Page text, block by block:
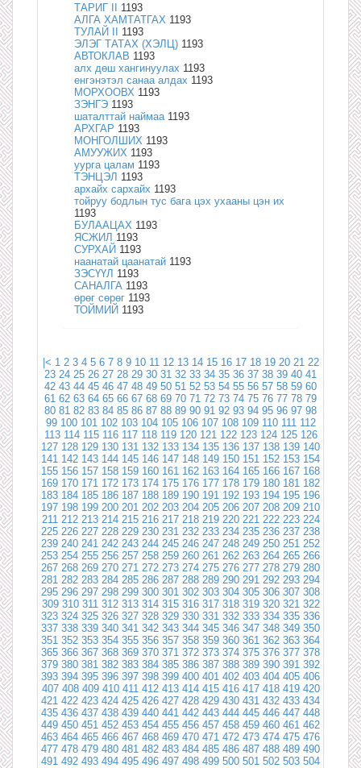
ТАРИГ II 1193
АЛГА ХАМТАТГАХ 1193
ТУЛАЙ II 1193
ЭЛЭГ ТАТАХ (ХЭЛЦ) 1193
АВТОКЛАВ 1193
алх дөш хангинуулах 1193
енгэнэтэл санаа алдах 1193
МОРХООВХ 1193
ЗЭНГЭ 1193
шаталттай наймаа 1193
АРХГАР 1193
МОНГОЛШИХ 1193
АМУУЖИХ 1193
уурга цалам 1193
ТЭНЦЭЛ 1193
архайх сархайх 1193
тойруу бодлын тус бага цэх ухааны цэн их
1193
БУЛААЦАХ 1193
ЯСЖИЛ 1193
СУРХАЙ 1193
наанатай цаанатай 1193
ЗЭСҮҮЛ 1193
САНАЛГА 1193
өрөг сөрөг 1193
ТОЙМИЙ 1193
|< 1 2 3 4 5 6 7 8 9 10 11 12 13 14 15 16 17 18 19 20 21 22
23 24 25 26 27 28 29 30 31 32 33 34 35 36 37 38 39 40 41
42 43 44 45 46 47 48 49 50 51 52 53 54 55 56 57 58 59 60
61 62 63 64 65 66 67 68 69 70 71 72 73 74 75 76 77 78 79
80 81 82 83 84 85 86 87 88 89 90 91 92 93 94 95 96 97 98
99 100 101 102 103 104 105 106 107 108 109 110 111 112
113 114 115 116 117 118 119 120 121 122 123 124 125 126
127 128 129 130 131 132 133 134 135 136 137 138 139 140
141 142 143 144 145 146 147 148 149 150 151 152 153 154
155 156 157 158 159 160 161 162 163 164 165 166 167 168
169 170 171 172 173 174 175 176 177 178 179 180 181 182
183 184 185 186 187 188 189 190 191 192 193 194 195 196
197 198 199 200 201 202 203 204 205 206 207 208 209 210
211 212 213 214 215 216 217 218 219 220 221 222 223 224
225 226 227 228 229 230 231 232 233 234 235 236 237 238
239 240 241 242 243 244 245 246 247 248 249 250 251 252
253 254 255 256 257 258 259 260 261 262 263 264 265 266
267 268 269 270 271 272 273 274 275 276 277 278 279 280
281 282 283 284 285 286 287 288 289 290 291 292 293 294
295 296 297 298 299 300 301 302 303 304 305 306 307 308
309 310 311 312 313 314 315 316 317 318 319 320 321 322
323 324 325 326 327 328 329 330 331 332 333 334 335 336
337 338 339 340 341 342 343 344 345 346 347 348 349 350
351 352 353 354 355 356 357 358 359 360 361 362 363 364
365 366 367 368 369 370 371 372 373 374 375 376 377 378
379 380 381 382 383 384 385 386 387 388 389 390 391 392
393 394 395 396 397 398 399 400 401 402 403 404 405 406
407 408 409 410 411 412 413 414 415 416 417 418 419 420
421 422 423 424 425 426 427 428 429 430 431 432 433 434
435 436 437 438 439 440 441 442 443 444 445 446 447 448
449 450 451 452 453 454 455 456 457 458 459 460 461 462
463 464 465 466 467 468 469 470 471 472 473 474 475 476
477 478 479 480 481 482 483 484 485 486 487 488 489 490
491 492 493 494 495 496 497 498 499 500 501 502 503 504